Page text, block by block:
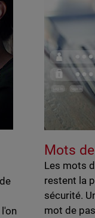
Mots
Les mots
restent la
sécurité.
mot de